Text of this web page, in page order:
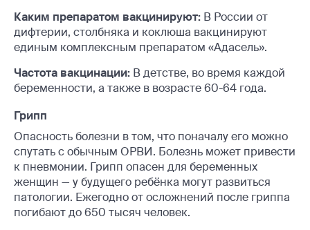
Каким препаратом вакцинируют: В России от
дифтерии, столбняка и коклюша вакцинируют
единым комплексным препаратом «Адасель».
Частота вакцинации: В детстве, во время каждой
беременности, а также в возрасте 60-64 года.
Грипп
Опасность болезни в том, что поначалу его можно
спутать с обычным ОРВИ. Болезнь может привести
к пневмонии. Грипп опасен для беременных
женщин — у будущего ребёнка могут развиться
патологии. Ежегодно от осложнений после гриппа
погибают до 650 тысяч человек.